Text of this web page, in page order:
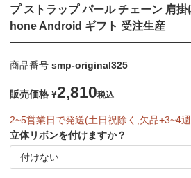
プ ストラップ パール チェーン 肩
hone Android ギフト 受注生産
商品番号 smp-original325
販売価格 ¥2,810税込
2~5営業日で発送(土日祝除く,欠品+3~4
立体リボンを付けますか？